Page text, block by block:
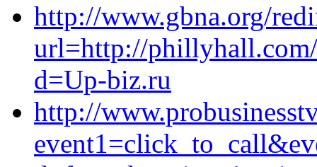
http://www.gbna.org/
url=http://phillyhall.com/
d=Up-biz.ru
http://